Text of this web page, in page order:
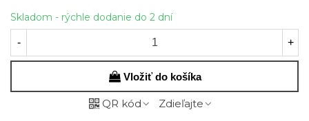
Skladom - rýchle dodanie do 2 dní
- +
Vložiť do košíka
QR kód Zdieľajte